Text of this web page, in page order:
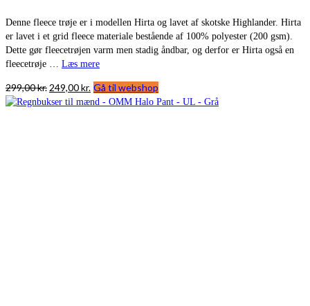
Denne fleece trøje er i modellen Hirta og lavet af skotske Highlander. Hirta
er lavet i et grid fleece materiale bestående af 100% polyester (200 gsm).
Dette gør fleecetrøjen varm men stadig åndbar, og derfor er Hirta også en
fleecetrøje … Læs mere
299,00kr. Den
oprindelige
249,00kr.Den
aktuelle
Gå til webshop